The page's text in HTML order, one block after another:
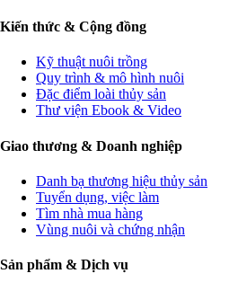
Kiến thức & Cộng đồng
Kỹ thuật nuôi trồng
Quy trình & mô hình nuôi
Đặc điểm loài thủy sản
Thư viện Ebook & Video
Giao thương & Doanh nghiệp
Danh bạ thương hiệu thủy sản
Tuyển dụng, việc làm
Tìm nhà mua hàng
Vùng nuôi và chứng nhận
Sản phẩm & Dịch vụ